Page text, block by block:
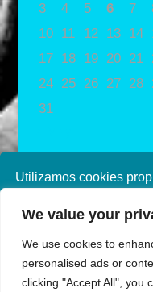
Utilizamos cookies
navegando,
política de cookies
privacidad
We value your
We use cookies to
personalised ads or
clicking "Accept All", you
3
4 5 6 7
10
11 12 13 14
17
18 19 20 21
24
25 26 27 28
31